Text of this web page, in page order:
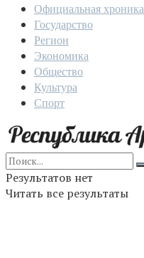
Официальная хроника
Государство
Регион
Экономика
Общество
Культура
Спорт
Результатов нет
Читать все результаты